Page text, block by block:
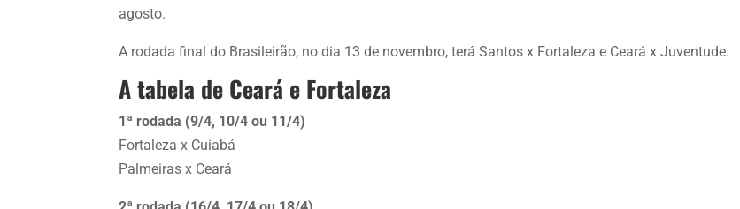
agosto.
A rodada final do Brasileirão, no dia 13 de novembro, terá Santos x Fortaleza e Ceará x Juventude.
A tabela de Ceará e Fortaleza
1ª rodada (9/4, 10/4 ou 11/4)
Fortaleza x Cuiabá
Palmeiras x Ceará